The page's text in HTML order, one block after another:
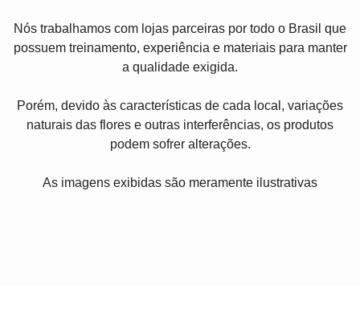
Nós trabalhamos com lojas parceiras por todo o Brasil que
possuem treinamento, experiência e materiais para manter
a qualidade exigida.
Porém, devido às características de cada local, variações
naturais das flores e outras interferências, os produtos
podem sofrer alterações.
As imagens exibidas são meramente ilustrativas